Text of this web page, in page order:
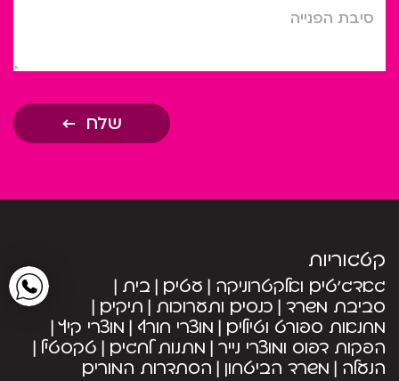
סיבת הפניה
שלח
קטגוריות
גאדג’טים ואלקטרוניקה עטים בית
סביבת משרד כנסים ותערוכות תיקים
מחנאות ספורט וטיולים מוצרי חורף מוצרי קיץ
הפקות דפוס ומוצרי נייר מתנות לחגים טקסטיל
הנעלה משרד הביטחון הסתדרות המורים